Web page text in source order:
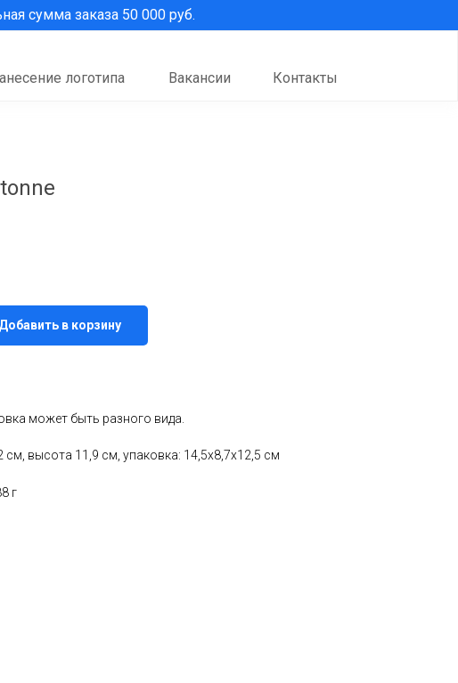
Вакансии Контакты
логотипа
сумма заказа 50 000 руб.
Добавить в корзину
может быть разного вида.
см, высота 11,9 см, упаковка: 14,5х8,7х12,5 см
г